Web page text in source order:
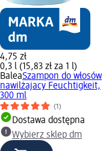
4,75 zł
0,3 l (15,83 zł za 1 l)
BaleaSzampon do włosów
nawilżajacy Feuchtigkeit,
300 ml
(1)
Dostawa dostępna
Wybierz sklep dm